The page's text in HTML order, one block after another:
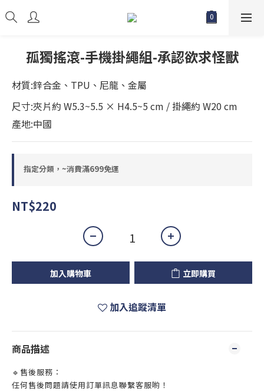
孤獨搖滾-手機掛繩組-承認欲求怪獸
材質:鋅合金、TPU、尼龍、金屬
尺寸:夾片約 W5.3~5.5 × H4.5~5 cm / 掛繩約 W20 cm
產地:中國
指定分類，~消費滿699免運
NT$220
加入購物車 立即購買
加入追蹤清單
商品描述
🔹售後服務：
任何售後問題請使用訂單訊息聯繫客服喲！